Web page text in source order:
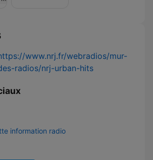
www.nrj.fr/webradios/mur-
radios/nrj-urban-hits
information radio